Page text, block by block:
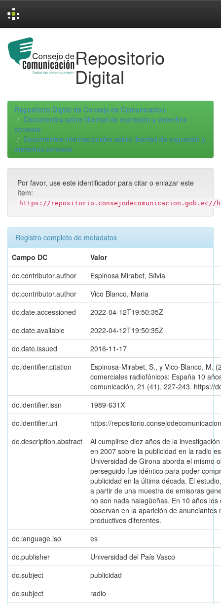
navigation
Repositorio
Digital
Repositorio Digital de Consejo de Comunicacion
Documentos sobre libertad de expresión y derechos
conexos
Documentos internacionales sobre libertad de expresión y
derechos conexos
Por favor, use este identificador para citar o enlazar este
ítem:
https://repositorio.consejodecomunicacion.gob.ec//
Registro completo de metadatos
Campo DC
Valor
dc.contributor.author
Espinosa Mirabet, Sílvia
dc.contributor.author
Vico Blanco, Maria
dc.date.accessioned
2022-04-12T19:50:35Z
dc.date.available
2022-04-12T19:50:35Z
dc.date.issued
2016-11-17
dc.identifier.citation
Espinosa-Mirabet, S., y Vico-Blanco, M.
comerciales radiofónicos: España 10
comunicación, 21 (41), 227-243. https://
dc.identifier.issn
1989-631X
dc.identifier.uri
https://
dc.description.abstract
Al cumplirse diez años de la
en 2007 sobre la publicidad en la radio
Universidad de Girona aborda el mismo
perseguido fue idéntico para poder
publicidad en la última década. El
a partir de una muestra de emisoras
no son nada halagüeñas. En 10 años
observan en la aparición de
productivos diferentes.
dc.language.iso
es
dc.publisher
Universidad del País Vasco
dc.subject
publicidad
dc.subject
radio